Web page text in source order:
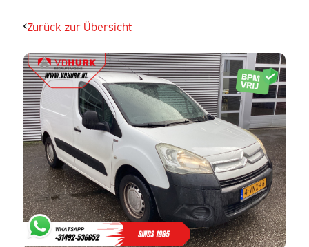
Zurück zur Übersicht